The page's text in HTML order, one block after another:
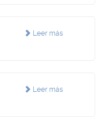
Leer más
Leer más